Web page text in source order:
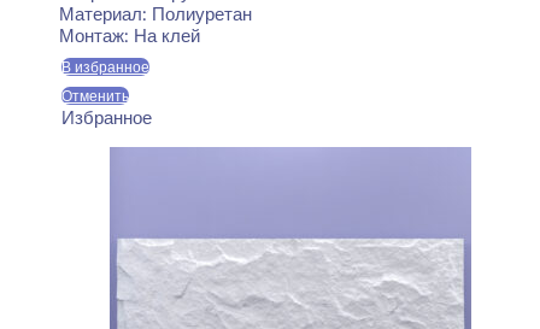
Материал: Полиуретан
Монтаж: На клей
В избранное
Отменить
Избранное